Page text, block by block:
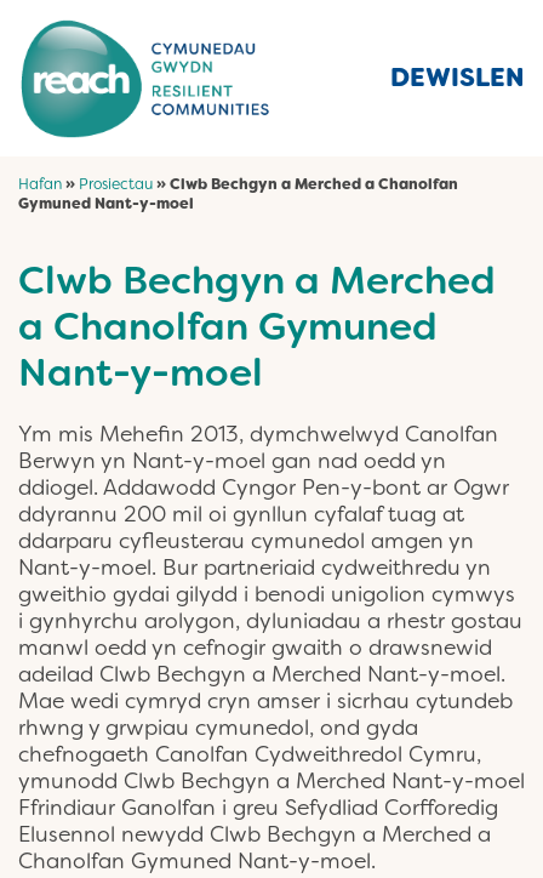
DEWISLEN
Hafan» Prosiectau»Clwb Bechgyn a Merched a Chanolfan
Gymuned Nant-y-moel
Clwb Bechgyn a Merched
a Chanolfan Gymuned
Nant-y-moel
Ym mis Mehefin 2013, dymchwelwyd Canolfan
Berwyn yn Nant-y-moel gan nad oedd yn
ddiogel. Addawodd Cyngor Pen-y-bont ar Ogwr
ddyrannu 200 mil oi gynllun cyfalaf tuag at
ddarparu cyfleusterau cymunedol amgen yn
Nant-y-moel. Bur partneriaid cydweithredu yn
gweithio gydai gilydd i benodi unigolion cymwys
i gynhyrchu arolygon, dyluniadau a rhestr gostau
manwl oedd yn cefnogir gwaith o drawsnewid
adeilad Clwb Bechgyn a Merched Nant-y-moel.
Mae wedi cymryd cryn amser i sicrhau cytundeb
rhwng y grwpiau cymunedol, ond gyda
chefnogaeth Canolfan Cydweithredol Cymru,
ymunodd Clwb Bechgyn a Merched Nant-y-moel
Ffrindiaur Ganolfan i greu Sefydliad Corfforedig
Elusennol newydd Clwb Bechgyn a Merched a
Chanolfan Gymuned Nant-y-moel.